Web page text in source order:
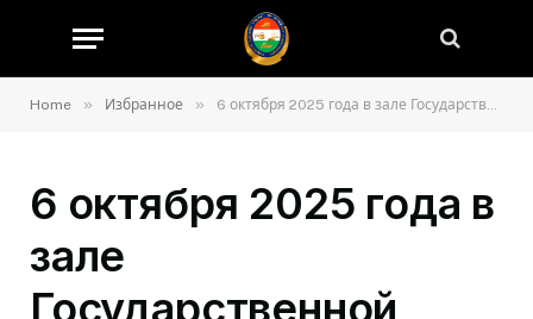
Home » Избранное » 6 октября 2025 года в зале Государственной службы по надзору и регулированию в области транспорта состоялось итоговое заседание по итогам 9-месячной деятельности Управления государственной службы по надзору и регулированию в области транспорта Гиссарской области.
6 октября 2025 года в
зале
Государственной